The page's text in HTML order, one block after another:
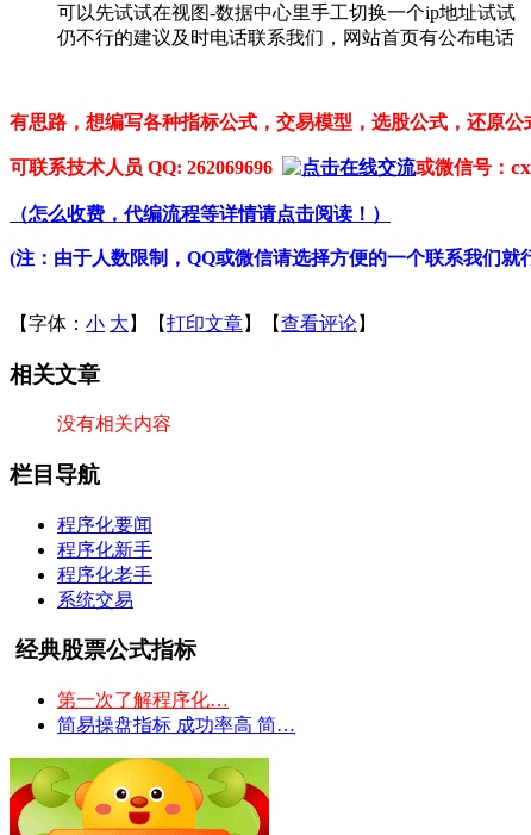
可以先试试在视图-数据中心里手工切换一个ip地址试试
仍不行的建议及时电话联系我们，网站首页有公布电话
有思路，想编写各种指标公式，交易模型，选股公式，还原公
可联系技术人员 QQ: 262069696 或微信号：
（怎么收费，代编流程等详情请点击阅读！ ）
(注：由于人数限制，QQ或微信请选择方便的一个联系我们
【字体： 小 大 】【打印文章】【查看评论】
相关文章
没有相关内容
栏目导航
程序化要闻
程序化新手
程序化老手
系统交易
经典股票公式指标
第一次了解程序化…
简易操盘指标 成功率高 简…